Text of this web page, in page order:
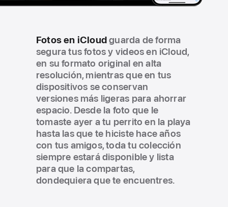
Fotos en iCloudguarda de forma
segura tus fotos y videos en iCloud,
en su formato original en alta
resolución, mientras que en tus
dispositivos se conservan
versiones más ligeras para ahorrar
espacio. Desde la foto que le
tomaste ayer a tu perrito en la playa
hasta las que te hiciste hace años
con tus amigos, toda tu colección
siempre estará disponible y lista
para que la compartas,
dondequiera que te encuentres.